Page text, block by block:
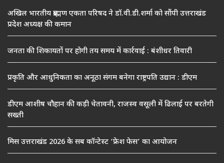
अखिल भारतीय ब्राह्मण एकता परिषद ने डॉ.वी.डी.शर्मा को सौंपी उत्तराखंड
प्रदेश अध्यक्ष की कमान
जनता की शिकायतों पर होगी तय समय में कार्रवाई : बंशीधर तिवारी
प्रकृति और आधुनिकता का अनूठा संगम बनेगा राष्ट्रपति उद्यान : डीएम
डीएम आशीष चौहान की कड़ी चेतावनी, राजस्व वसूली में ढिलाई पर बरतेगी
सख्ती
मिस उत्तराखंड 2026 के सब कॉन्टेस्ट ‘फ्रेश फेस’ का आयोजन